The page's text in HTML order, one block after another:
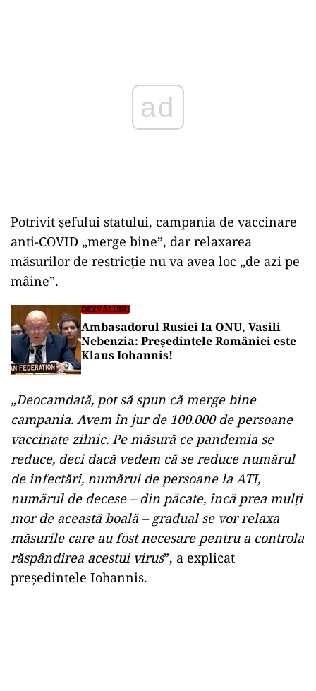
Potrivit şefului statului, campania de vaccinare
anti-COVID „merge bine”, dar relaxarea
măsurilor de restricţie nu va avea loc „de azi pe
mâine”.
DEZVĂLUIRI
Ambasadorul Rusiei la ONU, Vasili
Nebenzia: Președintele României este
Klaus Iohannis!
„Deocamdată, pot să spun că merge bine
campania. Avem în jur de 100.000 de persoane
vaccinate zilnic. Pe măsură ce pandemia se
reduce, deci dacă vedem că se reduce numărul
de infectări, numărul de persoane la ATI,
numărul de decese – din păcate, încă prea mulţi
mor de această boală – gradual se vor relaxa
măsurile care au fost necesare pentru a controla
răspândirea acestui virus”, a explicat
preşedintele Iohannis.